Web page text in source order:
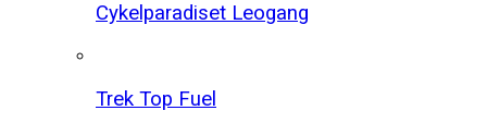
Cykelparadiset Leogang
Trek Top Fuel